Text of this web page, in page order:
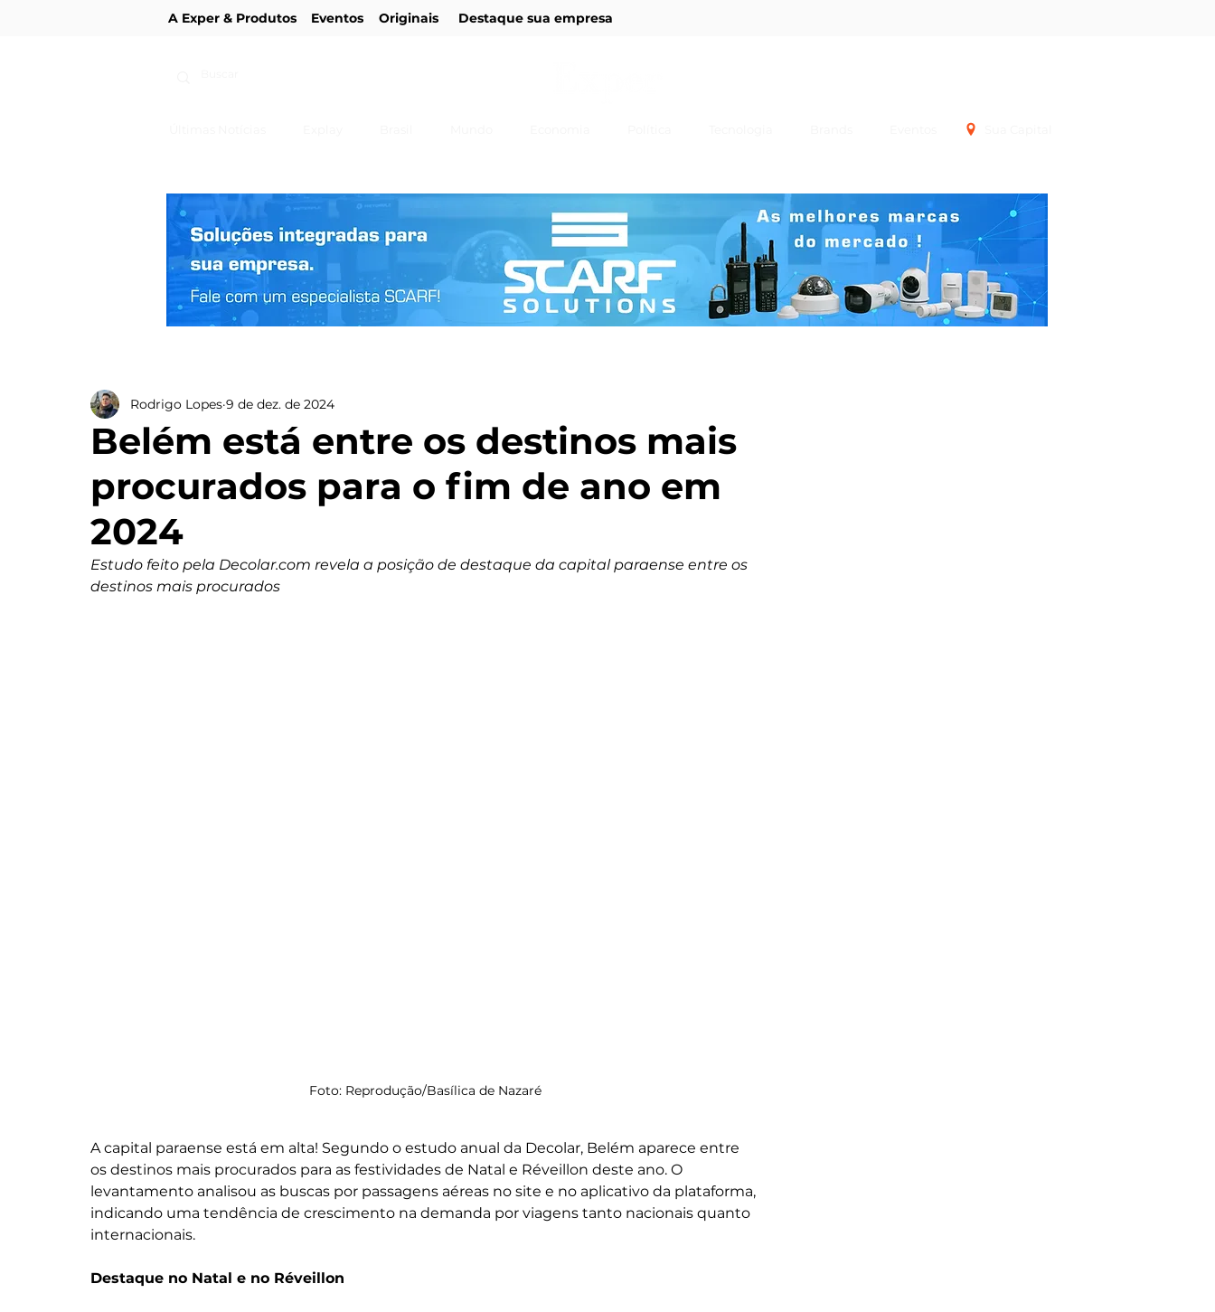
A Exper & Produtos Eventos Originais Destaque sua empresa
Belém está entre os destinos mais
procurados para o fim de ano em
2024
Rodrigo Lopes 9 de dez. de 2024
Estudo feito pela Decolar.com revela a posição de destaque da capital paraense entre os
destinos mais procurados
Foto: Reprodução/Basílica de Nazaré
A capital paraense está em alta! Segundo o estudo anual da Decolar, Belém aparece entre
os destinos mais procurados para as festividades de Natal e Réveillon deste ano. O
levantamento analisou as buscas por passagens aéreas no site e no aplicativo da plataforma,
indicando uma tendência de crescimento na demanda por viagens tanto nacionais quanto
internacionais.
Destaque no Natal e no Réveillon